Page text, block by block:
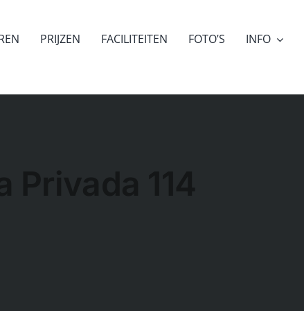
PRIJZEN FACILITEITEN FOTO’S INFO